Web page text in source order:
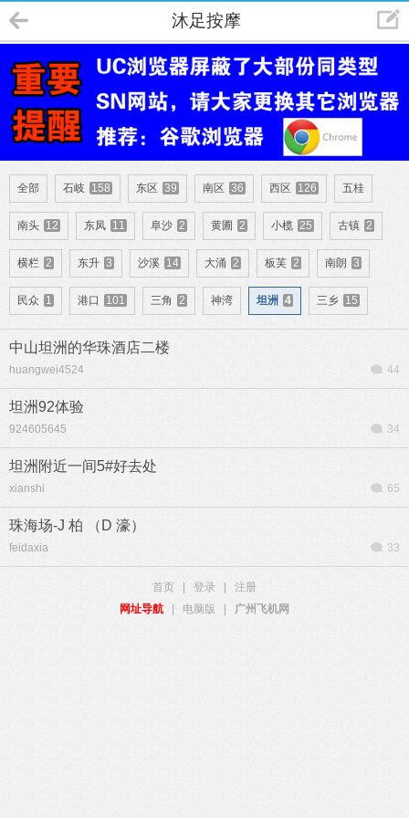
沐足按摩
全部 石岐 158 东区 39 南区 36 西区 126 五桂
南头 12 东凤 11 阜沙 2 黄圃 2 小榄 25 古镇 2
横栏 2 东升 3 沙溪 14 大涌 2 板芙 2 南朗 3
民众 1 港口 101 三角 2 神湾 坦洲 4 三乡 15
中山坦洲的华珠酒店二楼
huangwei4524 44
坦洲92体验
924605645 34
坦洲附近一间5#好去处
xianshi 65
珠海场-J 柏 （D 濠）
feidaxia 33
首页 登录
注册
网址导航
电脑版 广州飞机网